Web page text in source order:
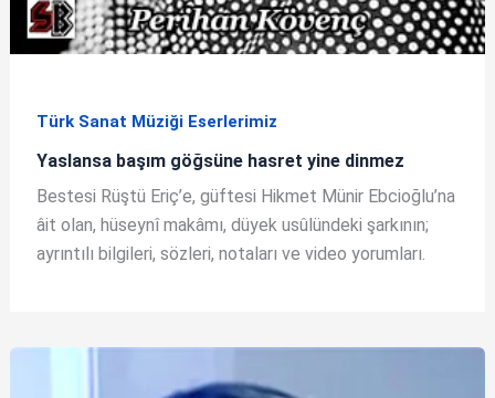
Türk Sanat Müziği Eserlerimiz
Yaslansa başım göğsüne hasret yine dinmez
Bestesi Rüştü Eriç’e, güftesi Hikmet Münir Ebcioğlu’na
âit olan, hüseynî makâmı, düyek usûlündeki şarkının;
ayrıntılı bilgileri, sözleri, notaları ve video yorumları.